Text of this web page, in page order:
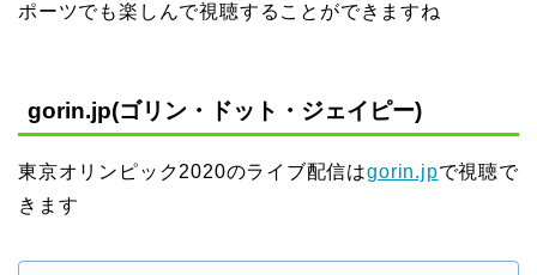
ポーツでも楽しんで視聴することができますね
gorin.jp(ゴリン・ドット・ジェイピー)
東京オリンピック2020のライブ配信はgorin.jpで視聴で
きます